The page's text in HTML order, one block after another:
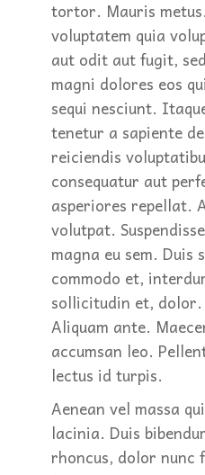
tortor. Mauris
voluptatem quia
aut odit aut fugit,
magni dolores eos
sequi nesciunt.
tenetur a sapiente
reiciendis
consequatur aut
asperiores repellat.
volutpat.
magna eu sem. Duis
commodo et,
sollicitudin et, dolor.
Aliquam ante.
accumsan leo.
lectus id turpis.
Aenean vel massa
lacinia. Duis
rhoncus, dolor nunc